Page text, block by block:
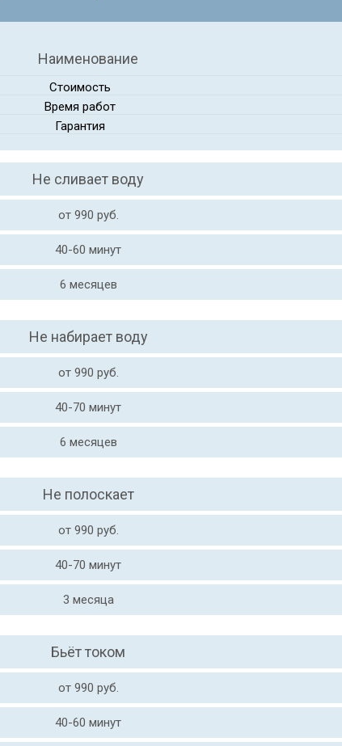
Наименование
Стоимость
Время работ
Гарантия
Не сливает воду
от 990 руб.
40-60 минут
6 месяцев
Не набирает воду
от 990 руб.
40-70 минут
6 месяцев
Не полоскает
от 990 руб.
40-70 минут
3 месяца
Бьёт током
от 990 руб.
40-60 минут